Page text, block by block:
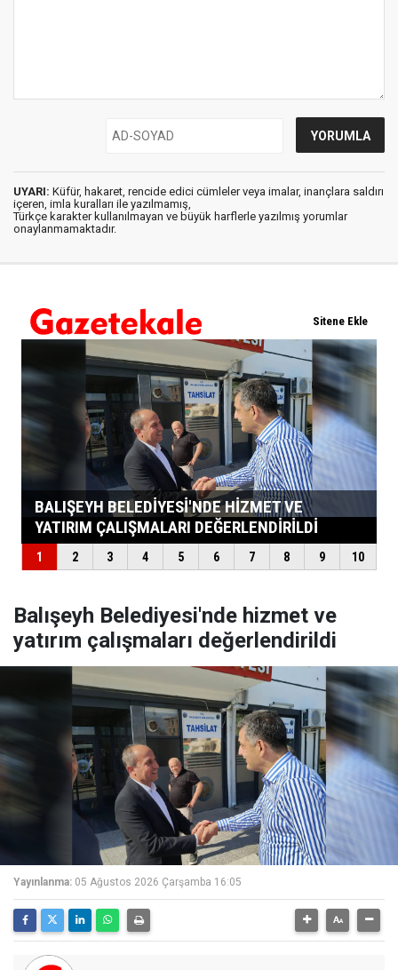
UYARI: Küfür, hakaret, rencide edici cümleler veya imalar, inançlara saldırı
içeren, imla kuralları ile yazılmamış,
Türkçe karakter kullanılmayan ve büyük harflerle yazılmış yorumlar
onaylanmamaktadır.
Balışeyh Belediyesi'nde hizmet ve
yatırım çalışmaları değerlendirildi
Yayınlanma: 05 Ağustos 2026 Çarşamba 16:05